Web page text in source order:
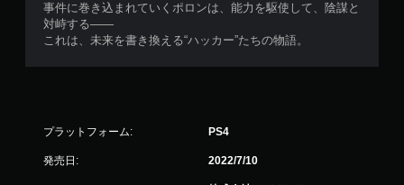
事件に巻き込まれていくポロンは、能力を駆使して、陰謀と
対峙する――
これは、未来を書き換える“ハッカー”たちの物語。
プラットフォーム: PS4
発売日: 2022/7/10